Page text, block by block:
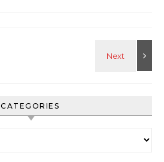
CATEGORIES